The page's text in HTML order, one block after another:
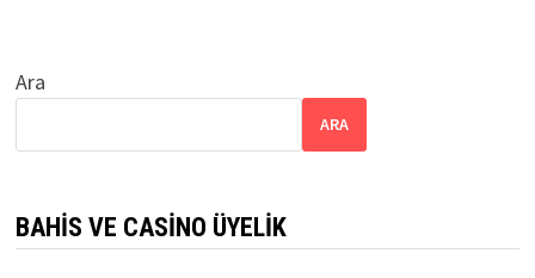
Ara
ARA
BAHIS VE CASINO ÜYELIK